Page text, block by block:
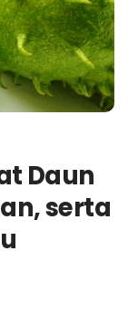
Daun
serta